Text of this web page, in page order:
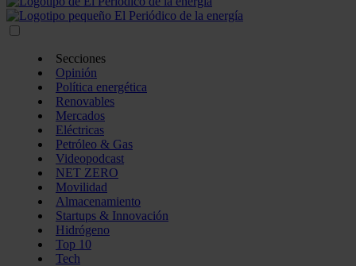
Secciones
Opinión
Política energética
Renovables
Mercados
Eléctricas
Petróleo & Gas
Videopodcast
NET ZERO
Movilidad
Almacenamiento
Startups & Innovación
Hidrógeno
Top 10
Tech